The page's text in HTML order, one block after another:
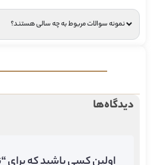
نمونه سوالات مربوط به چه سالی هستند؟
دیدگاه‌ها